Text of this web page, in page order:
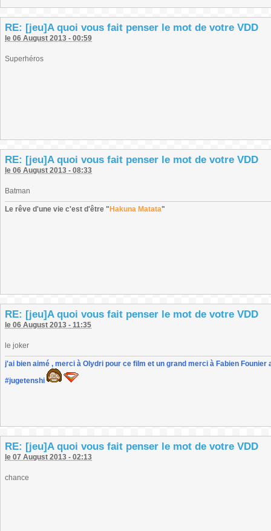
RE: [jeu]A quoi vous fait penser le mot de votre VDD
le 06 August 2013 - 00:59
Superhéros
RE: [jeu]A quoi vous fait penser le mot de votre VDD
le 06 August 2013 - 08:33
Batman
Le rêve d'une vie c'est d'être " Hakuna Matata"
RE: [jeu]A quoi vous fait penser le mot de votre VDD
le 06 August 2013 - 11:35
le joker
j'ai bien aimé , merci à Olydri pour ce film et un grand merci à Fabien
#jugetenshi
RE: [jeu]A quoi vous fait penser le mot de votre VDD
le 07 August 2013 - 02:13
chance